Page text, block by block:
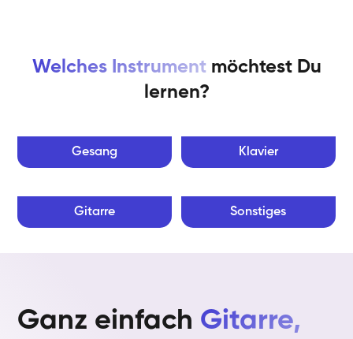
Welches Instrument möchtest Du
lernen?
Gesang Klavier
Gitarre Sonstiges
Ganz einfach Gitarre,